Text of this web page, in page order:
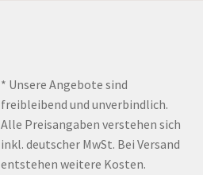
* Unsere Angebote sind
freibleibend und unverbindlich.
Alle Preisangaben verstehen sich
inkl. deutscher MwSt. Bei Versand
entstehen weitere Kosten.